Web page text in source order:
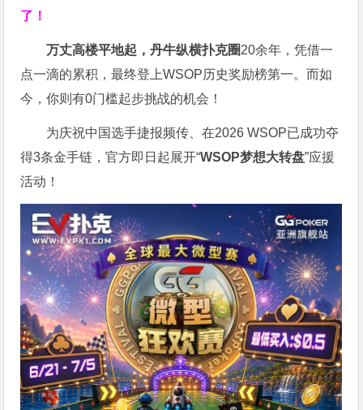
了！
万丈高楼平地起，丹牛纵横扑克圈20余年，凭借一
点一滴的累积，最终登上WSOP历史奖励榜第一。而如
今，你则有0门槛起步挑战的机会！
为庆祝中国选手捷报频传、在2026 WSOP已成功夺
得3条金手链，官方即日起展开“WSOP梦想大转盘”应援
活动！